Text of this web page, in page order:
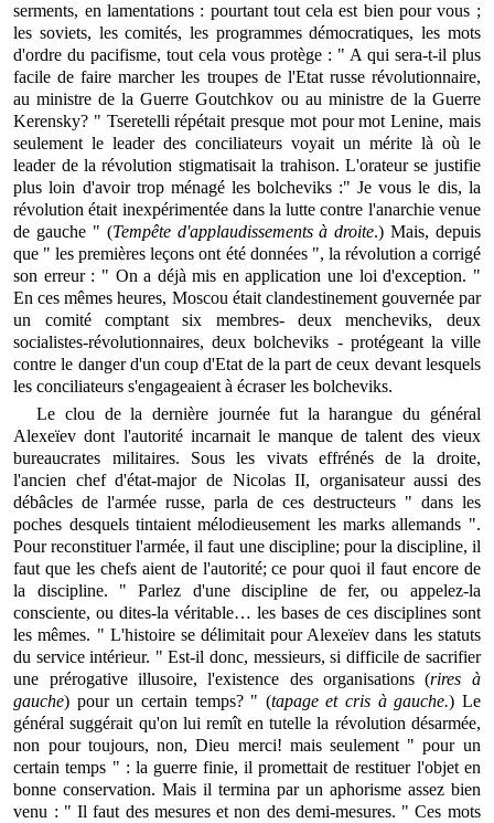
serments, en lamentations : pourtant tout cela est bien pour vous ;
les soviets, les comités, les programmes démocratiques, les mots
d'ordre du pacifisme, tout cela vous protège : " A qui sera-t-il plus
facile de faire marcher les troupes de l'Etat russe révolutionnaire,
au ministre de la Guerre Goutchkov ou au ministre de la Guerre
Kerensky? " Tseretelli répétait presque mot pour mot Lenine, mais
seulement le leader des conciliateurs voyait un mérite là où le
leader de la révolution stigmatisait la trahison. L'orateur se justifie
plus loin d'avoir trop ménagé les bolcheviks :" Je vous le dis, la
révolution était inexpérimentée dans la lutte contre l'anarchie venue
de gauche " (Tempête d'applaudissements à droite.) Mais, depuis
que " les premières leçons ont été données ", la révolution a corrigé
son erreur : " On a déjà mis en application une loi d'exception. "
En ces mêmes heures, Moscou était clandestinement gouvernée par
un comité comptant six membres- deux mencheviks, deux
socialistes-révolutionnaires, deux bolcheviks - protégeant la ville
contre le danger d'un coup d'Etat de la part de ceux devant lesquels
les conciliateurs s'engageaient à écraser les bolcheviks.
Le clou de la dernière journée fut la harangue du général
Alexeïev dont l'autorité incarnait le manque de talent des vieux
bureaucrates militaires. Sous les vivats effrénés de la droite,
l'ancien chef d'état-major de Nicolas II, organisateur aussi des
débâcles de l'armée russe, parla de ces destructeurs " dans les
poches desquels tintaient mélodieusement les marks allemands ".
Pour reconstituer l'armée, il faut une discipline; pour la discipline, il
faut que les chefs aient de l'autorité; ce pour quoi il faut encore de
la discipline. " Parlez d'une discipline de fer, ou appelez-la
consciente, ou dites-la véritable… les bases de ces disciplines sont
les mêmes. " L'histoire se délimitait pour Alexeïev dans les statuts
du service intérieur. " Est-il donc, messieurs, si difficile de sacrifier
une prérogative illusoire, l'existence des organisations (rires à
gauche) pour un certain temps? " (tapage et cris à gauche.) Le
général suggérait qu'on lui remît en tutelle la révolution désarmée,
non pour toujours, non, Dieu merci! mais seulement " pour un
certain temps " : la guerre finie, il promettait de restituer l'objet en
bonne conservation. Mais il termina par un aphorisme assez bien
venu : " Il faut des mesures et non des demi-mesures. " Ces mots